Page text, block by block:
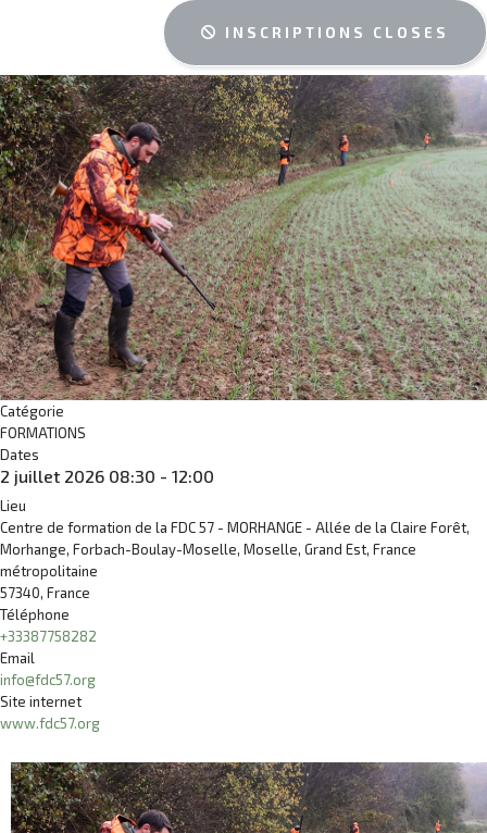
INSCRIPTIONS CLOSES
Catégorie
FORMATIONS
Dates
2 juillet 2026 08:30 - 12:00
Lieu
Centre de formation de la FDC 57 - MORHANGE - Allée de la Claire Forêt,
Morhange, Forbach-Boulay-Moselle, Moselle, Grand Est, France
métropolitaine
57340, France
Téléphone
+33387758282
Email
info@fdc57.org
Site internet
www.fdc57.org